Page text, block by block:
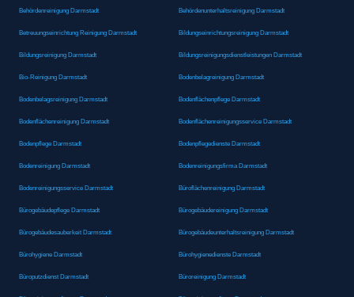
Behördenreinigung Darmstadt Behördenunterhaltsreinigung Darmstadt
Betreuungseinrichtung Reinigung Darmstadt Bildungseinrichtungsreinigung Darmstadt
Bildungsreinigung Darmstadt Bildungsreinigungsdienstleistungen Darmstadt
Bio-Reinigung Darmstadt Bodenbelagreinigung Darmstadt
Bodenbelagsreinigung Darmstadt Bodenflächenpflege Darmstadt
Bodenflächenreinigung Darmstadt Bodenflächenreinigungsservice Darmstadt
Bodenpflege Darmstadt Bodenpflegedienste Darmstadt
Bodenreinigung Darmstadt Bodenreinigungsfirma Darmstadt
Bodenreinigungsservice Darmstadt Büroflächenreinigung Darmstadt
Bürogebäudepflege Darmstadt Bürogebäudereinigung Darmstadt
Bürogebäudesauberkeit Darmstadt Bürogebäudeunterhaltsreinigung Darmstadt
Bürohygiene Darmstadt Bürohygienedienste Darmstadt
Büroputzdienst Darmstadt Büroreinigung Darmstadt